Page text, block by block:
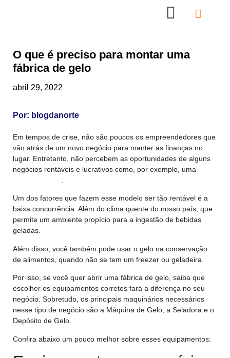
O que é preciso para montar uma
fábrica de gelo
abril 29, 2022
Por: blogdanorte
Em tempos de crise, não são poucos os empreendedores que
vão atrás de um novo negócio para manter as finanças no
lugar. Entretanto, não percebem as oportunidades de alguns
negócios rentáveis e lucrativos como, por exemplo, uma
Um dos fatores que fazem esse modelo ser tão rentável é a
baixa concorrência. Além do clima quente do nosso país, que
permite um ambiente propício para a ingestão de bebidas
geladas.
Além disso, você também pode usar o gelo na conservação
de alimentos, quando não se tem um freezer ou geladeira.
Por isso, se você quer abrir uma fábrica de gelo, saiba que
escolher os equipamentos corretos fará a diferença no seu
negócio. Sobretudo, os principais maquinários necessários
nesse tipo de negócio são a Máquina de Gelo, a Seladora e o
Depósito de Gelo.
Confira abaixo um pouco melhor sobre esses equipamentos: